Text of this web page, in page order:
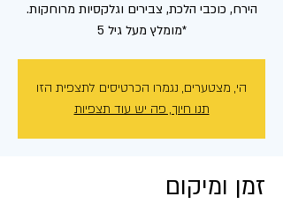
*מומלץ מעל גיל 5
הי, מצטערים, נגמרו הכרטיסים לתצפית הזו
תנו חיוך, פה יש עוד תצפיות
זמן ומיקום